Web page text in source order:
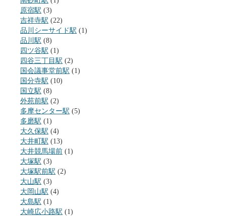
原宿駅 (3)
吉祥寺駅 (22)
品川シーサイド駅 (1)
品川駅 (8)
四ツ谷駅 (1)
四谷三丁目駅 (2)
国会議事堂前駅 (1)
国分寺駅 (10)
国立駅 (8)
外苑前駅 (2)
多摩センター駅 (5)
多磨駅 (1)
大久保駅 (4)
大井町駅 (13)
大井競馬場前 (1)
大塚駅 (3)
大塚駅前駅 (2)
大山駅 (3)
大岡山駅 (4)
大島駅 (1)
大崎広小路駅 (1)